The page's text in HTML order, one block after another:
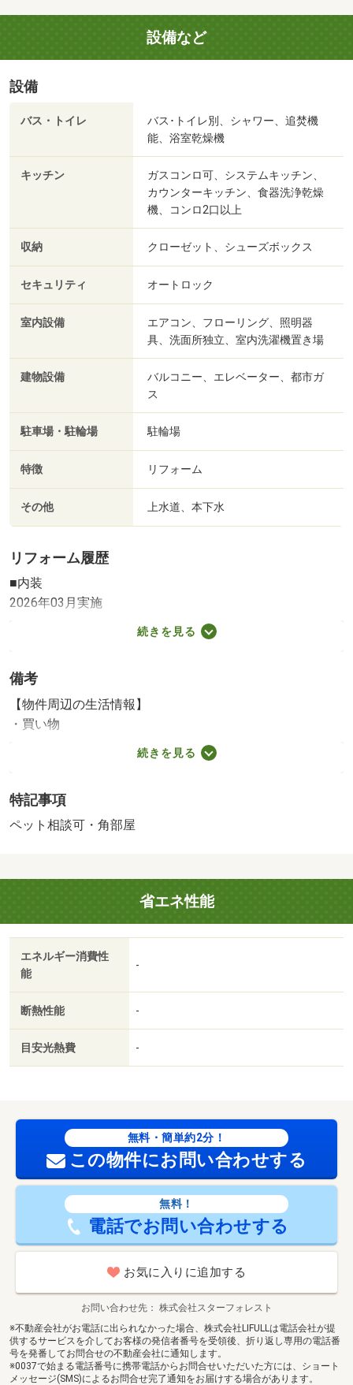
設備など
設備
バス・トイレ
バス･トイレ別、シャワー、追焚機
能、浴室乾燥機
キッチン
ガスコンロ可、システムキッチン、
カウンターキッチン、食器洗浄乾燥
機、コンロ2口以上
収納 クローゼット、シューズボックス
セキュリティ オートロック
室内設備
エアコン、フローリング、照明器
具、洗面所独立、室内洗濯機置き場
建物設備
バルコニー、エレベーター、都市ガ
ス
駐車場・駐輪場 駐輪場
特徴 リフォーム
その他 上水道、本下水
リフォーム履歴
■内装
2026年03月実施
※実施年月は、施工箇所の中で最も古いものを表示してい
続きを見る
備考
【物件周辺の生活情報】
・買い物
スーパー（410m）、コンビニ（250m）
諸費用サービス・半額サービス・ご見学・ご成約キャンペ
０２６年１２月３２８日 キャンペーン対象：キャンペー
ン期間中に弊社で初めてご見学頂いたお客様全
項備考】事務所不可・専用バス・専用トイレ
販売戸数：1戸
その他：715円
続きを見る
特記事項
ペット相談可・角部屋
省エネ性能
エネルギー消費性
能
-
断熱性能 -
目安光熱費 -
無料・簡単約2分！
この物件にお問い合わせする
無料！
電話でお問い合わせする
お気に入りに追加する
お問い合わせ先
株式会社スターフォレスト
※不動産会社がお電話に出られなかった場合、株式会社LIFULLは電話会社が提
供するサービスを介してお客様の発信者番号を受領後、折り返し専用の電話番
号を発番してお問合せの不動産会社に通知します。
※0037で始まる電話番号に携帯電話からお問合せいただいた方には、ショート
メッセージ(SMS)によるお問合せ完了通知をお届けする場合があります。